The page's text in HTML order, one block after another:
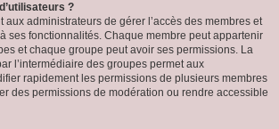
?
aux administrateurs de gérer l’accès des membres et
ses fonctionnalités. Chaque membre peut appartenir
et chaque groupe peut avoir ses permissions. La
l’intermédiaire des groupes permet aux
rapidement les permissions de plusieurs membres
des permissions de modération ou rendre accessible